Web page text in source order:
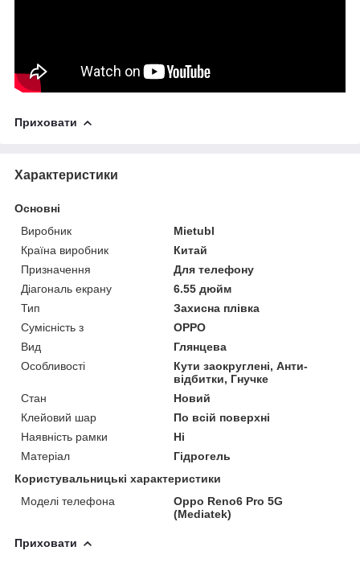
Приховати
Характеристики
Основні
Виробник
Mietubl
Країна виробник
Китай
Призначення
Для телефону
Діагональ екрану
6.55 дюйм
Тип
Захисна плівка
Сумісність з
OPPO
Вид
Глянцева
Особливості
Кути заокруглені, Анти-
відбитки, Гнучке
Стан
Новий
Клейовий шар
По всій поверхні
Наявність рамки
Ні
Матеріал
Гідрогель
Користувальницькі характеристики
Моделі телефона
Oppo Reno6 Pro 5G
(Mediatek)
Приховати